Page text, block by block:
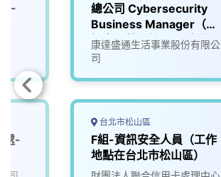
處-
總公司 Cybersecurity
Business Manager（資
訊安全營運經理）_台北
康達盛通生活事業股份有限公
司
台北市松山區
F組-資訊安全人員（工作
地點在台北市松山區）